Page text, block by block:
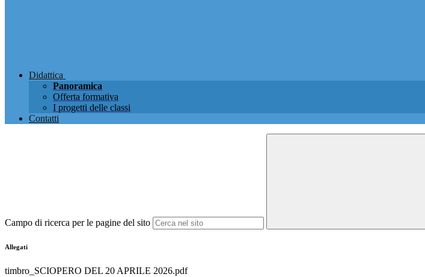
Didattica
Panoramica
Offerta formativa
I progetti delle classi
Contatti
Campo di ricerca per le pagine del sito
Allegati
timbro_SCIOPERO DEL 20 APRILE 2026.pdf